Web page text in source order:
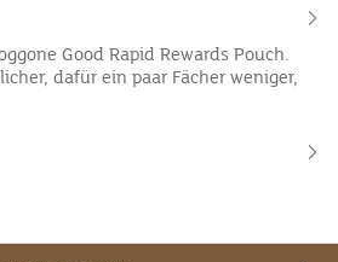
Good Rapid Rewards Pouch.
dafür ein paar Fächer weniger,